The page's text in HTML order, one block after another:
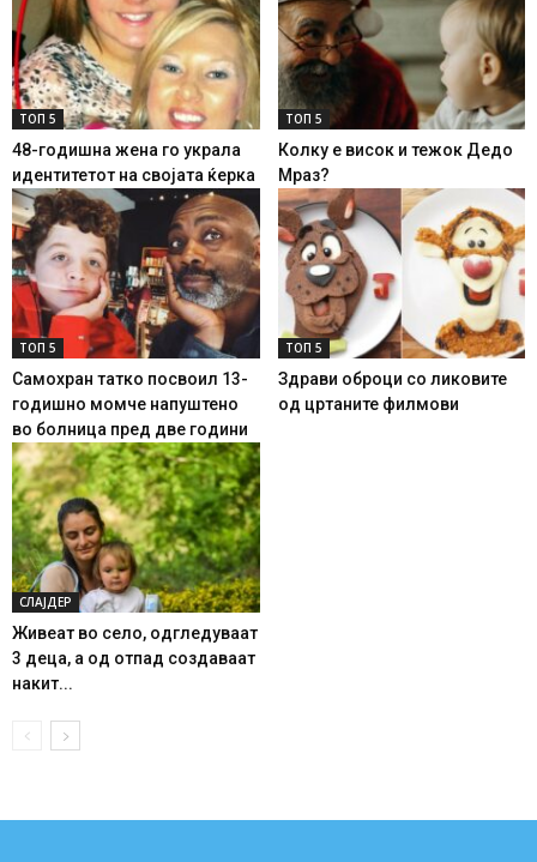
ТОП 5
48-годишна жена го украла
идентитетот на својата ќерка
ТОП 5
Колку е висок и тежок Дедо
Мраз?
ТОП 5
Самохран татко посвоил 13-
годишно момче напуштено
во болница пред две години
ТОП 5
Здрави оброци со ликовите
од цртаните филмови
СЛАЈДЕР
Живеат во село, одгледуваат
3 деца, а од отпад создаваат
накит...